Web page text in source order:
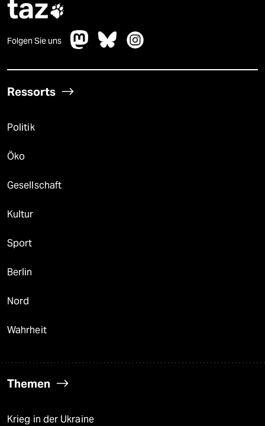
taz
Folgen Sie uns
Ressorts
Politik
Öko
Gesellschaft
Kultur
Sport
Berlin
Nord
Wahrheit
Themen
Krieg in der Ukraine